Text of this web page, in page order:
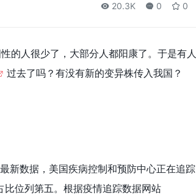
20.3K 0 0
的人很少了，大部分人都阳康了。于是有人
过去了吗？有没有新的变异株传入我国？
新数据，美国疾病控制和预防中心正在追踪
比位列第五。根据疫情追踪数据网站